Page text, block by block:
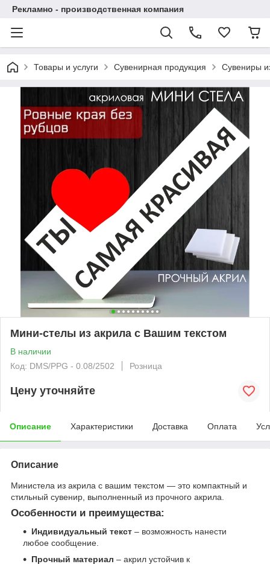
Рекламно - производственная компания
Товары и услуги Сувенирная продукция Сувениры
Мини-стелы из акрила с Вашим текстом
В наличии
Код: DMS/PPG - 0.08/2502
Розница
Цену уточняйте
Описание Характеристики Доставка Оплата
Описание
Министела из акрила с вашим текстом — это компактный и
стильный сувенир, выполненный из прочного акрила.
Особенности и преимущества:
Индивидуальный текст – возможность нанести
любое сообщение.
Прочный материал – акрил устойчив к